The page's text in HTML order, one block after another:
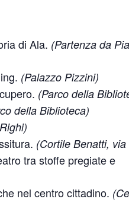
di Ala. (Partenza da
(Palazzo Pizzini)
(Parco della
della Biblioteca)
(Cortile Benatti, via
tra stoffe pregiate e
nel centro cittadino.